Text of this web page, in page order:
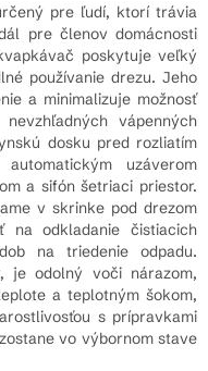
pre ľudí, ktorí trávia
pre členov domácnosti
poskytuje veľký
používanie drezu. Jeho
a minimalizuje možnosť
vápenných
dosku pred rozliatím
uzáverom
a sifón šetriaci priestor.
v skrinke pod drezom
na odkladanie čistiacich
na triedenie odpadu.
je odolný voči nárazom,
a teplotným šokom,
s prípravkami
vo výbornom stave